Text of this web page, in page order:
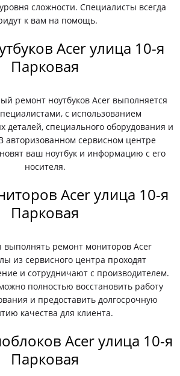
сложности. Специалисты всегда
к вам на помощь.
Acer улица 10-я
Парковая
ремонт ноутбуков Acer выполняется
с использованием
деталей, специального оборудования и
авторизованном сервисном центре
ваш ноутбук и информацию с его
носителя.
Acer улица 10-я
Парковая
выполнять ремонт мониторов Acer
из сервисного центра проходят
и сотрудничают с производителем.
полностью восстановить работу
и предоставить долгосрочную
качества для клиента.
Acer улица 10-я
Парковая